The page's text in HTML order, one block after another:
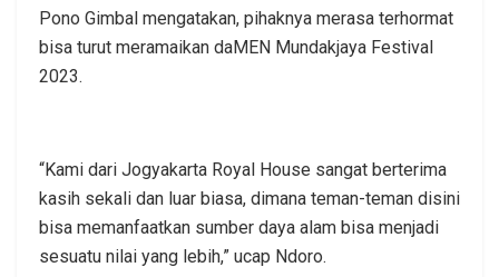
Pono Gimbal mengatakan, pihaknya merasa terhormat
bisa turut meramaikan daMEN Mundakjaya Festival
2023.
“Kami dari Jogyakarta Royal House sangat berterima
kasih sekali dan luar biasa, dimana teman-teman disini
bisa memanfaatkan sumber daya alam bisa menjadi
sesuatu nilai yang lebih,” ucap Ndoro.